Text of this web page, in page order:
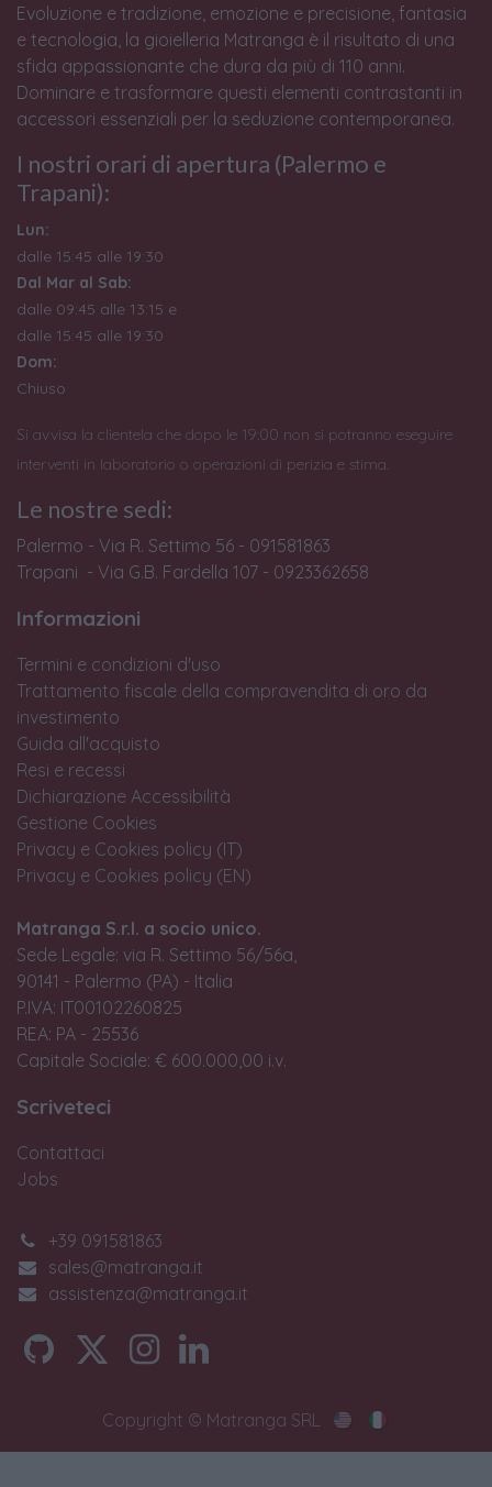
Evoluzione e tradizione, emozione e precisione, fantasia
e tecnologia, la gioielleria Matranga è il risultato di una
sfida appassionante che dura da più di 110 anni.
Dominare e trasformare questi elementi contrastanti in
accessori essenziali per la seduzione contemporanea.
I nostri orari di apertura (Palermo e
Trapani):
Lun:
dalle 15:45 alle 19:30
Dal Mar al Sab:
dalle 09:45 alle 13:15 e
dalle 15:45 alle 19:30
Dom:
Chiuso
Si avvisa la clientela che dopo le 19:00 non si potranno eseguire
interventi in laboratorio o operazioni di perizia e stima.
Le nostre sedi:
Palermo - Via R. Settimo 56 - 091581863
Trapani - Via G.B. Fardella 107 - 0923362658
Informazioni
Termini e condizioni d'uso
Trattamento fiscale della compravendita di oro da
investimento
Guida all'acquisto
Resi e recessi
Dichiarazione Accessibilità
Gestione Cookies
Privacy e Cookies policy (IT)
Privacy e Cookies policy (EN)
Matranga S.r.l. a socio unico.
Sede Legale: via R. Settimo 56/56a,
90141 - Palermo (PA) - Italia
P.IVA: IT00102260825
REA: PA - 25536
Capitale Sociale: € 600.000,00 i.v.
Scriveteci
Contattaci
Jobs
+39 091581863
sales@matranga.it
assistenza@matranga.it
Copyright © Matranga SRL